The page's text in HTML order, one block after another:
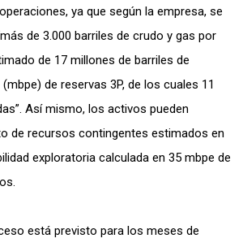
ya que según la empresa, se
de 3.000 barriles de crudo y gas por
de 17 millones de barriles de
de reservas 3P, de los cuales 11
Así mismo, los activos pueden
de recursos contingentes estimados en
exploratoria calculada en 35 mbpe de
está previsto para los meses de